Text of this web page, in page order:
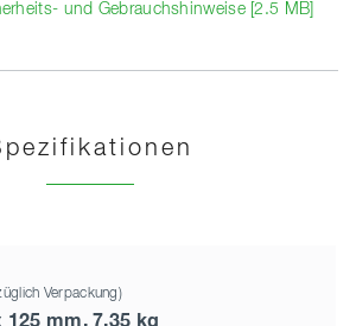
und Gebrauchshinweise [2.5 MB]
Verpackung)
125 mm, 7,35 kg